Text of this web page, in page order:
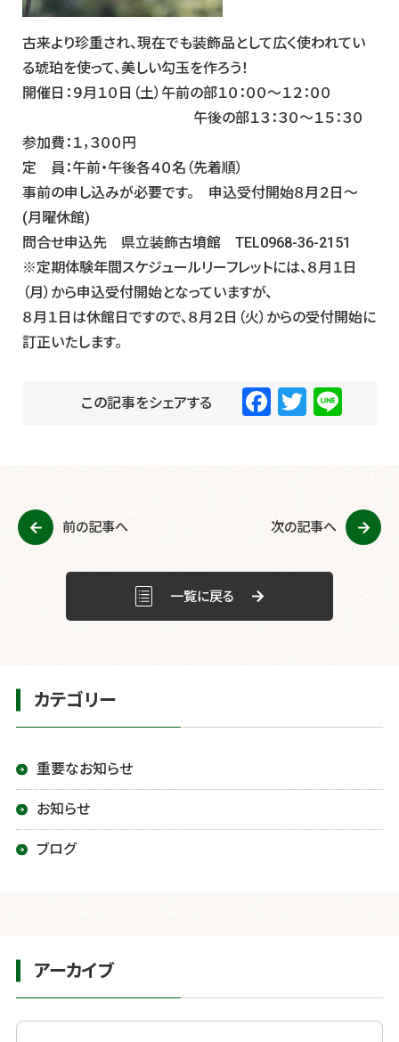
古来より珍重され、現在でも装飾品として広く使われてい
る琥珀を使って、美しい勾玉を作ろう！
開催日：９月１０日（土）午前の部１０：００～１２：００
午後の部１３：３０～１５：３０
参加費：１，３００円
定 員：午前・午後各４０名（先着順）
事前の申し込みが必要です。 申込受付開始８月２日～
(月曜休館)
問合せ申込先 県立装飾古墳館 TEL0968-36-2151
※定期体験年間スケジュールリーフレットには、８月１日
（月）から申込受付開始となっていますが、
８月１日は休館日ですので、８月２日（火）からの受付開始に
訂正いたします。
この記事をシェアする
F
b
o
o
T Li
前の記事へ 次の記事へ
一覧に戻る
カテゴリー
重要なお知らせ
お知らせ
ブログ
アーカイブ